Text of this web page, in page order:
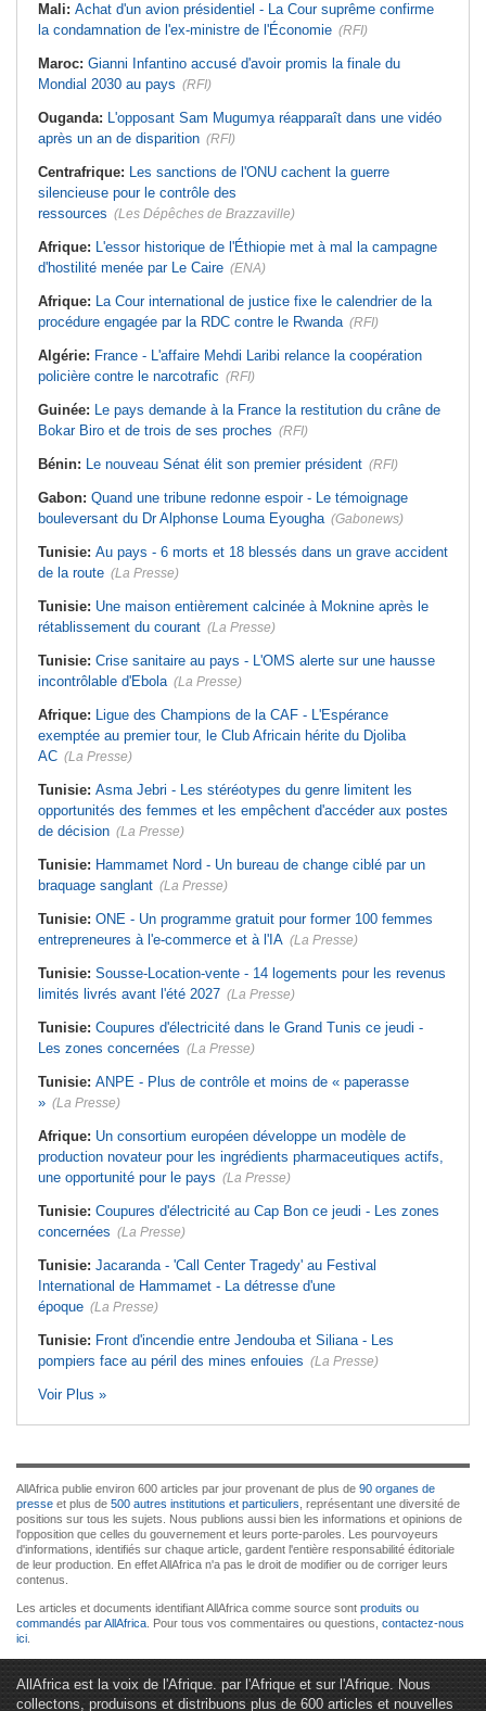
Mali: Achat d'un avion présidentiel - La Cour suprême confirme
la condamnation de l'ex-ministre de l'Économie (RFI)
Maroc: Gianni Infantino accusé d'avoir promis la finale du
Mondial 2030 au pays (RFI)
Ouganda: L'opposant Sam Mugumya réapparaît dans une vidéo
après un an de disparition (RFI)
Centrafrique: Les sanctions de l'ONU cachent la guerre
silencieuse pour le contrôle des
ressources (Les Dépêches de Brazzaville)
Afrique: L'essor historique de l'Éthiopie met à mal la campagne
d'hostilité menée par Le Caire (ENA)
Afrique: La Cour international de justice fixe le calendrier de la
procédure engagée par la RDC contre le Rwanda (RFI)
Algérie: France - L'affaire Mehdi Laribi relance la coopération
policière contre le narcotrafic (RFI)
Guinée: Le pays demande à la France la restitution du crâne de
Bokar Biro et de trois de ses proches (RFI)
Bénin: Le nouveau Sénat élit son premier président (RFI)
Gabon: Quand une tribune redonne espoir - Le témoignage
bouleversant du Dr Alphonse Louma Eyougha (Gabonews)
Tunisie: Au pays - 6 morts et 18 blessés dans un grave accident
de la route (La Presse)
Tunisie: Une maison entièrement calcinée à Moknine après le
rétablissement du courant (La Presse)
Tunisie: Crise sanitaire au pays - L'OMS alerte sur une hausse
incontrôlable d'Ebola (La Presse)
Afrique: Ligue des Champions de la CAF - L'Espérance
exemptée au premier tour, le Club Africain hérite du Djoliba
AC (La Presse)
Tunisie: Asma Jebri - Les stéréotypes du genre limitent les
opportunités des femmes et les empêchent d'accéder aux postes
de décision (La Presse)
Tunisie: Hammamet Nord - Un bureau de change ciblé par un
braquage sanglant (La Presse)
Tunisie: ONE - Un programme gratuit pour former 100 femmes
entrepreneures à l'e-commerce et à l'IA (La Presse)
Tunisie: Sousse-Location-vente - 14 logements pour les revenus
limités livrés avant l'été 2027 (La Presse)
Tunisie: Coupures d'électricité dans le Grand Tunis ce jeudi -
Les zones concernées (La Presse)
Tunisie: ANPE - Plus de contrôle et moins de « paperasse
» (La Presse)
Afrique: Un consortium européen développe un modèle de
production novateur pour les ingrédients pharmaceutiques actifs,
une opportunité pour le pays (La Presse)
Tunisie: Coupures d'électricité au Cap Bon ce jeudi - Les zones
concernées (La Presse)
Tunisie: Jacaranda - 'Call Center Tragedy' au Festival
International de Hammamet - La détresse d'une
époque (La Presse)
Tunisie: Front d'incendie entre Jendouba et Siliana - Les
pompiers face au péril des mines enfouies (La Presse)
Voir Plus »
AllAfrica publie environ 600 articles par jour provenant de plus de 90 organes de
presse et plus de 500 autres institutions et particuliers , représentant une diversité de
positions sur tous les sujets. Nous publions aussi bien les informations et opinions de
l'opposition que celles du gouvernement et leurs porte-paroles. Les pourvoyeurs
d'informations, identifiés sur chaque article, gardent l'entière responsabilité éditoriale
de leur production. En effet AllAfrica n'a pas le droit de modifier ou de corriger leurs
contenus.
Les articles et documents identifiant AllAfrica comme source sont produits ou
commandés par AllAfrica . Pour tous vos commentaires ou questions, contactez-nous
ici
AllAfrica est la voix de l'Afrique. par l'Afrique et sur l'Afrique. Nous
collectons, produisons et distribuons plus de 600 articles et nouvelles